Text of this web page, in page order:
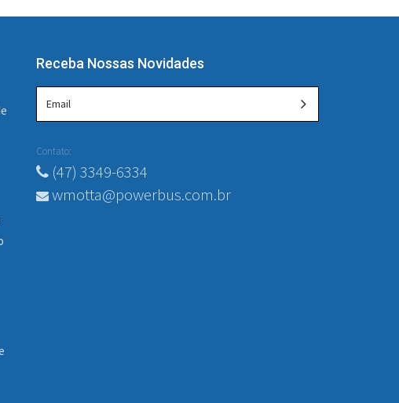
Receba Nossas Novidades
Contato:
(47) 3349-6334
wmotta@powerbus.com.br